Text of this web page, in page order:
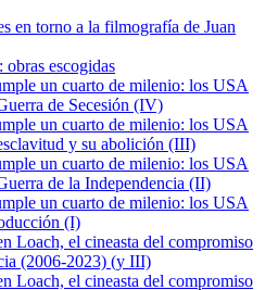
en torno a la filmografía de Juan
escogidas
un cuarto de milenio: los USA
de Secesión (IV)
un cuarto de milenio: los USA
y su abolición (III)
un cuarto de milenio: los USA
de la Independencia (II)
un cuarto de milenio: los USA
(I)
Loach, el cineasta del compromiso
(2006-2023) (y III)
Loach, el cineasta del compromiso